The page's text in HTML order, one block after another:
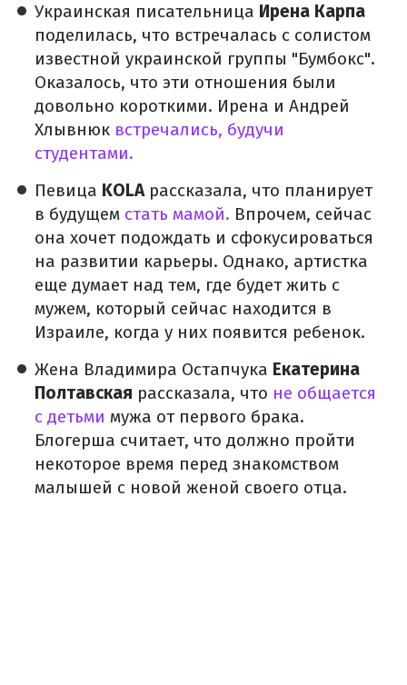
Украинская писательница Ирена Карпа
поделилась, что встречалась с солистом
известной украинской группы "Бумбокс".
Оказалось, что эти отношения были
довольно короткими. Ирена и Андрей
Хлывнюк встречались, будучи
студентами.
Певица KOLAрассказала, что планирует
в будущем стать мамой. Впрочем, сейчас
она хочет подождать и сфокусироваться
на развитии карьеры. Однако, артистка
еще думает над тем, где будет жить с
мужем, который сейчас находится в
Израиле, когда у них появится ребенок.
Жена Владимира Остапчука Екатерина
Полтавская рассказала, что не общается
с детьми мужа от первого брака.
Блогерша считает, что должно пройти
некоторое время перед знакомством
малышей с новой женой своего отца.